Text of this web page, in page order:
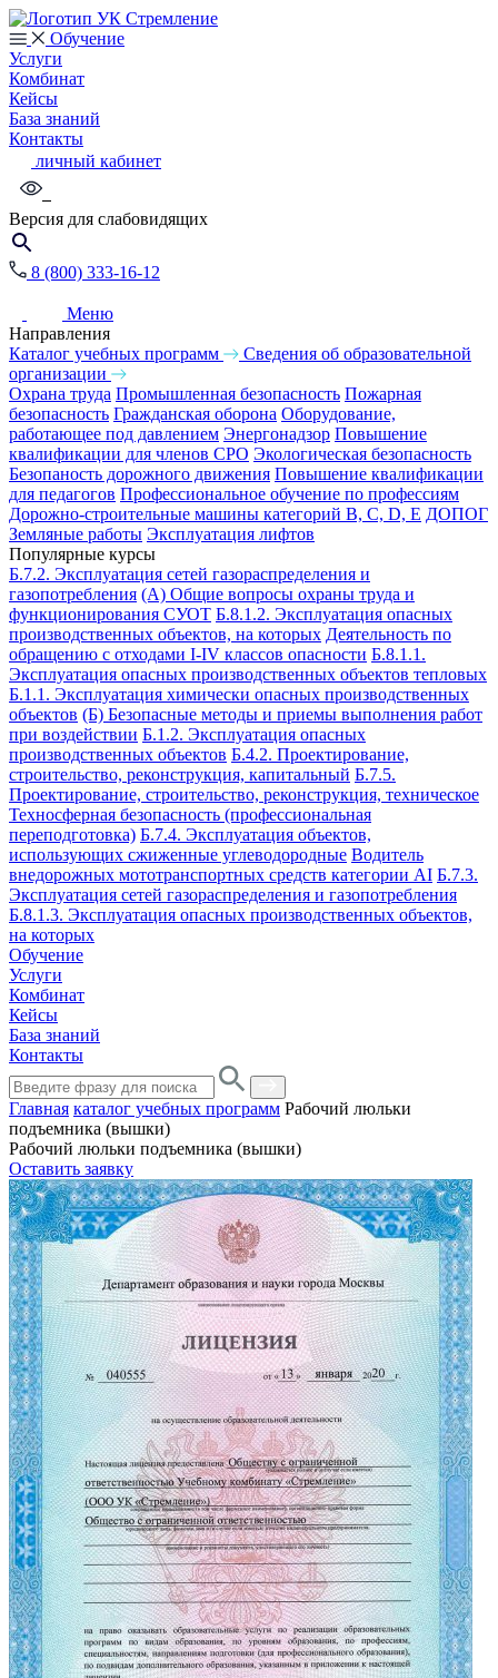
Обучение
Услуги
Комбинат
Кейсы
База знаний
Контакты
личный кабинет
Версия для слабовидящих
8 (800) 333-16-12
Меню
Направления
Каталог учебных программ
Сведения об образовательной
организации
Охрана труда Промышленная безопасность Пожарная
безопасность Гражданская оборона Оборудование,
работающее под давлением Энергонадзор Повышение
квалификации для членов СРО Экологическая безопасность
Безопаность дорожного движения Повышение квалификации
для педагогов Профессиональное обучение по профессиям
Дорожно-строительные машины категорий B, C, D, E ДОПОГ
Земляные работы Эксплуатация лифтов
Популярные курсы
Б.7.2. Эксплуатация сетей газораспределения и
газопотребления (А) Общие вопросы охраны труда и
функционирования СУОТ Б.8.1.2. Эксплуатация опасных
производственных объектов, на которых Деятельность по
обращению с отходами I-IV классов опасности Б.8.1.1.
Эксплуатация опасных производственных объектов тепловых
Б.1.1. Эксплуатация химически опасных производственных
объектов (Б) Безопасные методы и приемы выполнения работ
при воздействии Б.1.2. Эксплуатация опасных
производственных объектов Б.4.2. Проектирование,
строительство, реконструкция, капитальный Б.7.5.
Проектирование, строительство, реконструкция, техническое
Техносферная безопасность (профессиональная
переподготовка) Б.7.4. Эксплуатация объектов,
использующих сжиженные углеводородные Водитель
внедорожных мототранспортных средств категории АI Б.7.3.
Эксплуатация сетей газораспределения и газопотребления
Б.8.1.3. Эксплуатация опасных производственных объектов,
на которых
Обучение
Услуги
Комбинат
Кейсы
База знаний
Контакты
Главная каталог учебных программ Рабочий люльки
подъемника (вышки)
Рабочий люльки подъемника (вышки)
Оставить заявку